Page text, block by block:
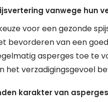
vanwege hun
voor een gezonde
bevorderen van een
asperges toe te
het verzadigingsgevoel
karakter van